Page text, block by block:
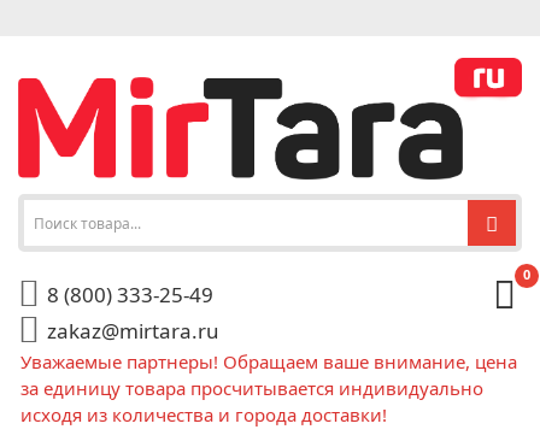
8 (800) 333-25-49
zakaz@mirtara.ru
0
Уважаемые партнеры! Обращаем ваше внимание, цена
за единицу товара просчитывается индивидуально
исходя из количества и города доставки!